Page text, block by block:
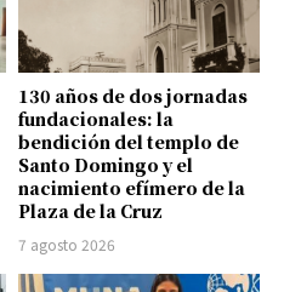
130 años de dos jornadas
fundacionales: la
bendición del templo de
Santo Domingo y el
nacimiento efímero de la
Plaza de la Cruz
7 agosto 2026